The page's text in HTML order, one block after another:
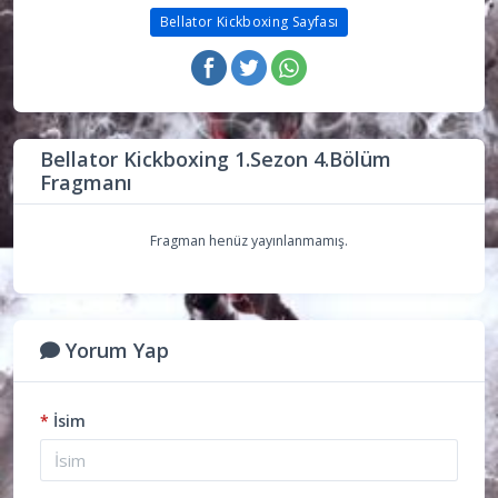
Bellator Kickboxing Sayfası
Bellator Kickboxing 1.Sezon 4.Bölüm
Fragmanı
Fragman henüz yayınlanmamış.
Yorum Yap
* İsim